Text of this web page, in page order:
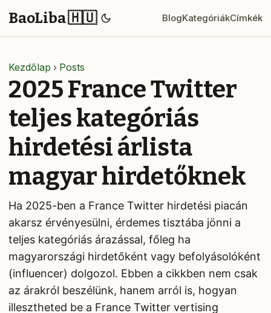
BaoLiba 🇭🇺 BlogKategóriákCímkék
Kezdőlap Posts
2025 France Twitter
teljes kategóriás
hirdetési árlista
magyar hirdetőknek
Ha 2025-ben a France Twitter hirdetési piacán
akarsz érvényesülni, érdemes tisztába jönni a
teljes kategóriás árazással, főleg ha
magyarországi hirdetőként vagy befolyásolóként
(influencer) dolgozol. Ebben a cikkben nem csak
az árakról beszélünk, hanem arról is, hogyan
illesztheted be a France Twitter vertising